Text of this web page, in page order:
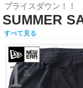
プライスダウン！！
SUMMER
すべて見る